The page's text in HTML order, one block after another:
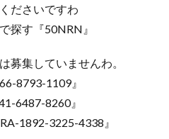
ださいですわ
探す『50NRN』
募集していませんわ。
8793-1109』
6487-8260』
1892-3225-4338』